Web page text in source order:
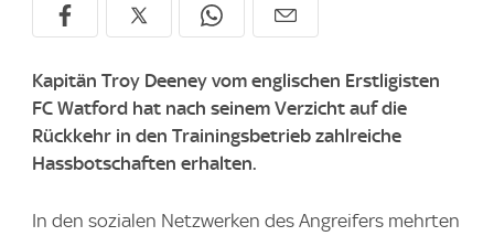
Kapitän Troy Deeney vom englischen Erstligisten
FC Watford hat nach seinem Verzicht auf die
Rückkehr in den Trainingsbetrieb zahlreiche
Hassbotschaften erhalten.
In den sozialen Netzwerken des Angreifers mehrten